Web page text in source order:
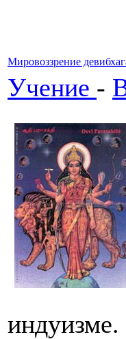
Мировоззрение
Учение -